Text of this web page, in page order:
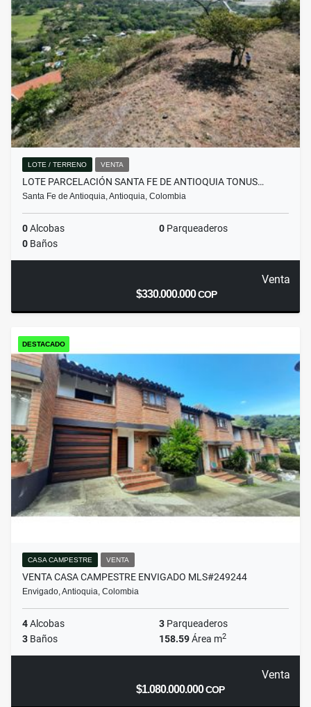
LOTE / TERRENO VENTA
LOTE PARCELACIÓN SANTA FE DE ANTIOQUIA TONUS…
Santa Fe de Antioquia, Antioquia, Colombia
0Alcobas 0 Parqueaderos
0 Baños
Venta
$330.000.000COP
DESTACADO
CASA CAMPESTRE VENTA
VENTA CASA CAMPESTRE ENVIGADO MLS#249244
Envigado, Antioquia, Colombia
4Alcobas 3 Parqueaderos
3 Baños 158.59Área m2
Venta
$1.080.000.000COP